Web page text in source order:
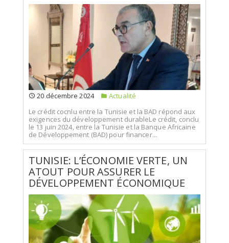
20 décembre 2024
Actualité
Le crédit cocnlu entre la Tunisie et la BAD répond aux
exigences du développement durableLe crédit, conclu
le 13 juin 2024, entre la Tunisie et la Banque Africaine
de Développement (BAD) pour financer...
TUNISIE: L’ÉCONOMIE VERTE, UN
ATOUT POUR ASSURER LE
DÉVELOPPEMENT ÉCONOMIQUE